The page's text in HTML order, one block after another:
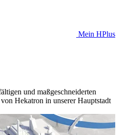
Mein HPlus
und maßgeschneiderten
Hekatron in unserer Hauptstadt